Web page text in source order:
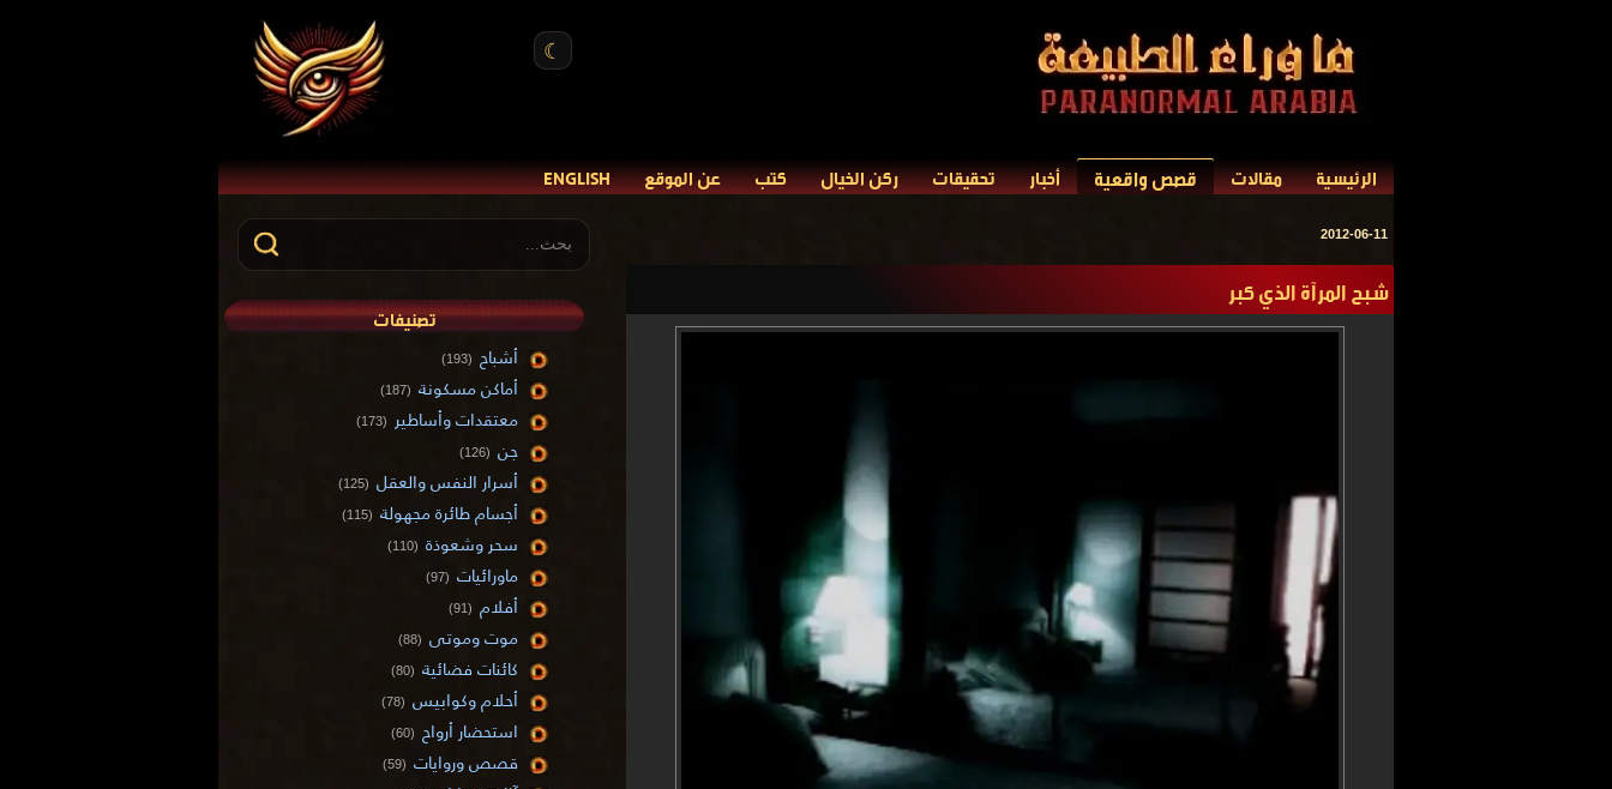
☾
الرئيسية مقالات قصص واقعية أخبار تحقيقات ركن الخيال كتب عن الموقع ENGLISH
2012-06-11
شبح المرآة الذي كبر
تصنيفات
أشباح (193)
أماكن مسكونة (187)
معتقدات وأساطير (173)
جن (126)
أسرار النفس والعقل (125)
أجسام طائرة مجهولة (115)
سحر وشعوذة (110)
ماورائيات (97)
أفلام (91)
موت وموتى (88)
كائنات فضائية (80)
أحلام وكوابيس (78)
استحضار أرواح (60)
قصص وروايات (59)